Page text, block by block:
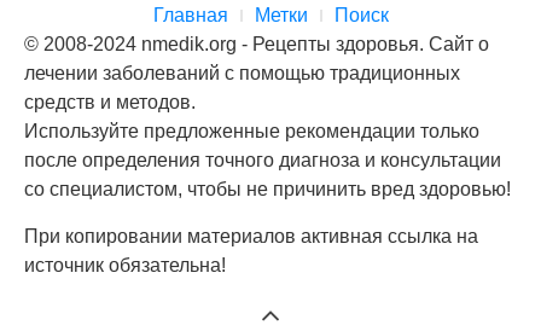
Главная Метки
Поиск
© 2008-2024 nmedik.org - Рецепты здоровья. Сайт о
лечении заболеваний с помощью традиционных
средств и методов.
Используйте предложенные рекомендации только
после определения точного диагноза и консультации
со специалистом, чтобы не причинить вред здоровью!
При копировании материалов активная ссылка на
источник обязательна!